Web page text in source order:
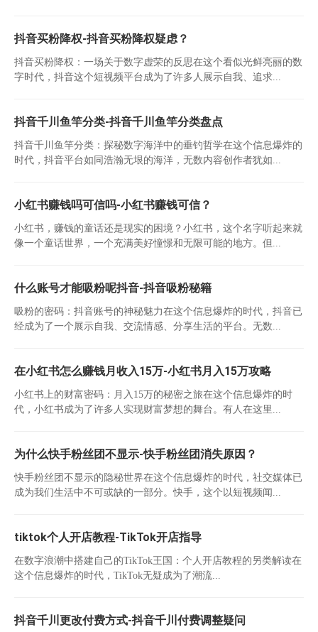
抖音买粉降权-抖音买粉降权疑虑？
抖音买粉降权：一场关于数字虚荣的反思在这个看似光鲜亮丽的数
字时代，抖音这个短视频平台成为了许多人展示自我、追求...
抖音千川鱼竿分类-抖音千川鱼竿分类盘点
抖音千川鱼竿分类：探秘数字海洋中的垂钓哲学在这个信息爆炸的
时代，抖音平台如同浩瀚无垠的海洋，无数内容创作者犹如...
小红书赚钱吗可信吗-小红书赚钱可信？
小红书，赚钱的童话还是现实的困境？小红书，这个名字听起来就
像一个童话世界，一个充满美好憧憬和无限可能的地方。但...
什么账号才能吸粉呢抖音-抖音吸粉秘籍
吸粉的密码：抖音账号的神秘魅力在这个信息爆炸的时代，抖音已
经成为了一个展示自我、交流情感、分享生活的平台。无数...
在小红书怎么赚钱月收入15万-小红书月入15万攻略
小红书上的财富密码：月入15万的秘密之旅在这个信息爆炸的时
代，小红书成为了许多人实现财富梦想的舞台。有人在这里...
为什么快手粉丝团不显示-快手粉丝团消失原因？
快手粉丝团不显示的隐秘世界在这个信息爆炸的时代，社交媒体已
成为我们生活中不可或缺的一部分。快手，这个以短视频闻...
tiktok个人开店教程-TikTok开店指导
在数字浪潮中搭建自己的TikTok王国：个人开店教程的另类解读在
这个信息爆炸的时代，TikTok无疑成为了潮流...
抖音千川更改付费方式-抖音千川付费调整疑问